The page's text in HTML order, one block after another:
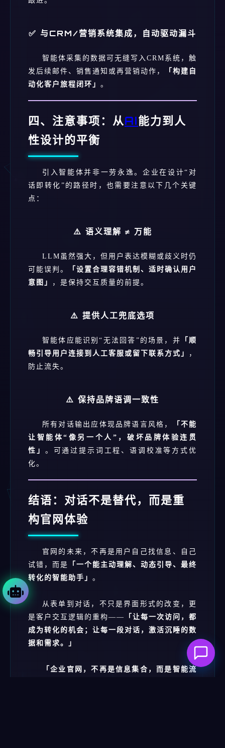
✅ 与CRM/营销系统集成，自动驱动漏斗
智能体采集的数据可无缝写入CRM系统，触
发后续邮件、销售通知或再营销动作，
「构建自
动化客户旅程闭环」 。
四、注意事项：从AI能力到人
性设计的平衡
引入智能体并非一劳永逸。企业在设计“对
话即转化”的路径时，也需要注意以下几个关键
点：
⚠️ 语义理解 ≠ 万能
LLM虽然强大，但用户表达模糊或歧义时仍
可能误判。
「设置合理容错机制、适时确认用户
意图」
，是保持交互质量的前提。
⚠️ 提供人工兜底选项
智能体应能识别“无法回答”的场景，并
「顺
畅引导用户连接到人工客服或留下联系方式」
，
防止流失。
⚠️ 保持品牌语调一致性
所有对话输出应体现品牌语言风格，
「不能
让智能体“像另一个人”，破坏品牌体验连贯
性」 。可通过提示词工程、语调校准等方式优
化。
结语：对话不是替代，而是重
构官网体验
官网的未来，不再是用户自己找信息、自己
试错，而是
「一个能主动理解、动态引导、最终
转化的智能助手」 。
从表单到对话，不只是界面形式的改变，更
是客户交互逻辑的重构——
「让每一次访问，都
成为转化的机会；让每一段对话，激活沉睡的数
据和需求。」
「企业官网，不再是信息集合，而是智能流